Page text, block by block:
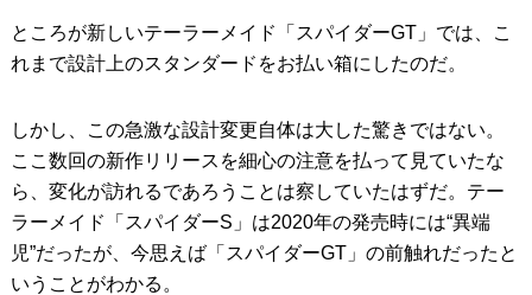
ところが新しいテーラーメイド「スパイダーGT」では、こ
れまで設計上のスタンダードをお払い箱にしたのだ。
しかし、この急激な設計変更自体は大した驚きではない。
ここ数回の新作リリースを細心の注意を払って見ていたな
ら、変化が訪れるであろうことは察していたはずだ。テー
ラーメイド「スパイダーS」は2020年の発売時には“異端
児”だったが、今思えば「スパイダーGT」の前触れだったと
いうことがわかる。